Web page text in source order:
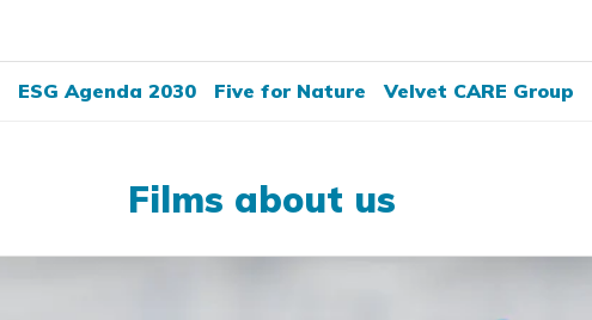
ESG Agenda 2030 Five for Nature Velvet CARE Group
Films about us